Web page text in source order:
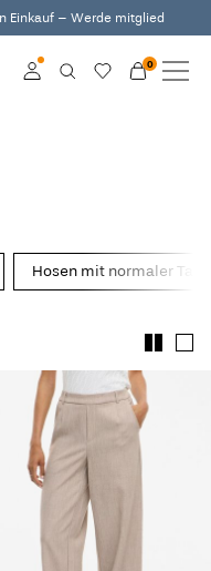
Einkauf – Werde mitglied
Club
0
Hosen mit normaler